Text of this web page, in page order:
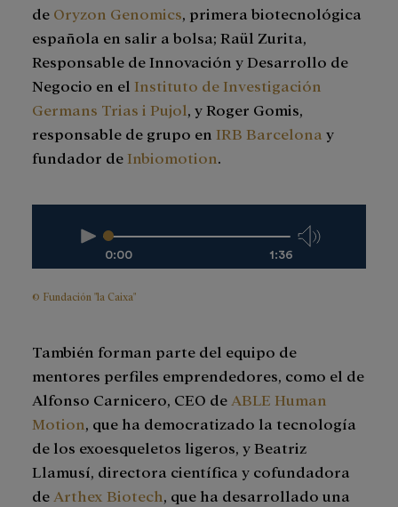
de Oryzon Genomics , primera biotecnológica
española en salir a bolsa; Raül Zurita,
Responsable de Innovación y Desarrollo de
Negocio en el Instituto de Investigación
Germans Trias i Pujol , y Roger Gomis,
responsable de grupo en IRB Barcelona y
fundador de Inbiomotion
0:00 1:36
© Fundación "la Caixa"
También forman parte del equipo de
mentores perfiles emprendedores, como el de
Alfonso Carnicero, CEO de ABLE Human
Motion , que ha democratizado la tecnología
de los exoesqueletos ligeros, y Beatriz
Llamusí, directora científica y cofundadora
de Arthex Biotech , que ha desarrollado una